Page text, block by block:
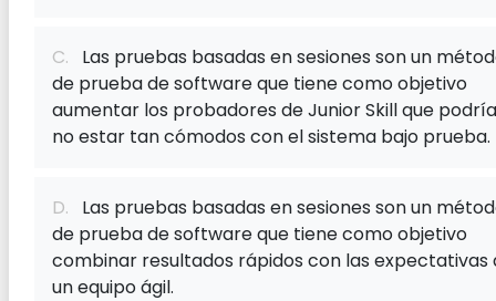
C. Las pruebas basadas en sesiones son un
de prueba de software que tiene como objetivo
aumentar los probadores de Junior Skill que
no estar tan cómodos con el sistema bajo prueba.
D. Las pruebas basadas en sesiones son un
de prueba de software que tiene como objetivo
combinar resultados rápidos con las expectativas
un equipo ágil.